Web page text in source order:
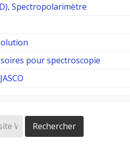
Spectropolarimètre
pour spectroscopie